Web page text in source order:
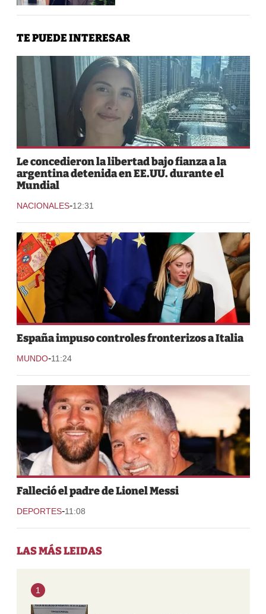
TE PUEDE INTERESAR
Le concedieron la libertad bajo fianza a la
argentina detenida en EE.UU. durante el
Mundial
NACIONALES-12:31
España impuso controles fronterizos a Italia
MUNDO-11:24
Falleció el padre de Lionel Messi
DEPORTES-11:08
LAS MÁS LEIDAS
1